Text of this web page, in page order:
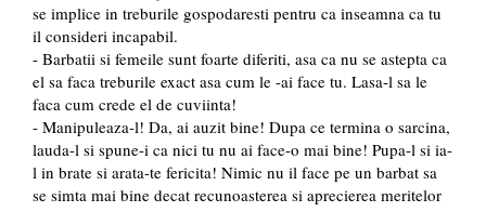
se implice in treburile gospodaresti pentru ca inseamna ca tu
il consideri incapabil.
- Barbatii si femeile sunt foarte diferiti, asa ca nu se astepta ca
el sa faca treburile exact asa cum le -ai face tu. Lasa-l sa le
faca cum crede el de cuviinta!
- Manipuleaza-l! Da, ai auzit bine! Dupa ce termina o sarcina,
lauda-l si spune-i ca nici tu nu ai face-o mai bine! Pupa-l si ia-
l in brate si arata-te fericita! Nimic nu il face pe un barbat sa
se simta mai bine decat recunoasterea si aprecierea meritelor